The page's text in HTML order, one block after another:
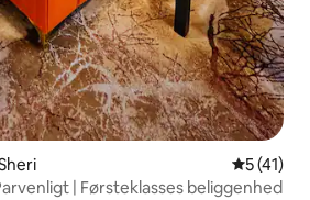
5 ud af 5
5 (41)
| Førsteklasses beliggenhed